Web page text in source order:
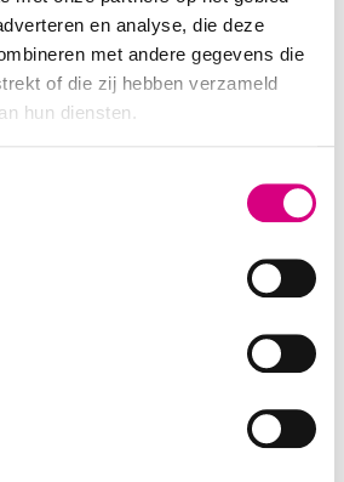
en analyse, die deze
met andere gegevens die
of die zij hebben verzameld
hun diensten.
Bekijk alle billboards in
Roosberg Accountmanager
– 11 31 24 31 Maak een afspraak
& Roosendaal